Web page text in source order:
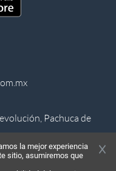
Pachuca de
la mejor experiencia
sitio, asumiremos que